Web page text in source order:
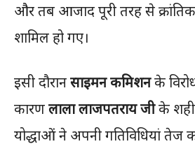
और तब आजाद पूरी तरह से
शामिल हो गए।
इसी दौरानसाइमन कमिशनके
कारणलाला लाजपतराय जीके
योद्धाओं ने अपनी गतिविधियां तेज